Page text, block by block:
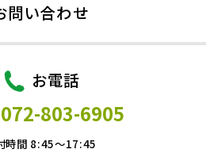
問い合わせ
お電話
803-6905
時間 8:45～17:45